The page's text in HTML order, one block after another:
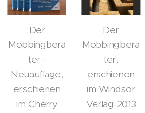
Der
Mobbingbera
ter -
Neuauflage,
erschienen
im Cherry
Der
Mobbingbera
ter,
erschienen
im Windsor
Verlag 2013